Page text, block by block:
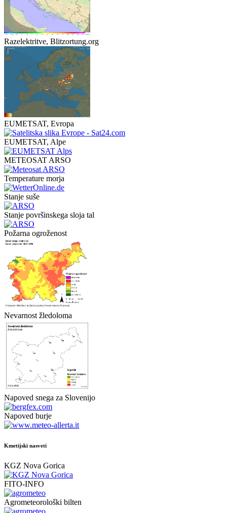
Razelektritve, Blitzortung.org
EUMETSAT, Evropa
EUMETSAT, Alpe
METEOSAT ARSO
Temperature morja
Stanje suše
Stanje površinskega sloja tal
Požarna ogroženost
Nevarnost žledoloma
Napoved snega za Slovenijo
Napoved burje
Kmetijski nasveti
KGZ Nova Gorica
FITO-INFO
Agrometeorološki bilten